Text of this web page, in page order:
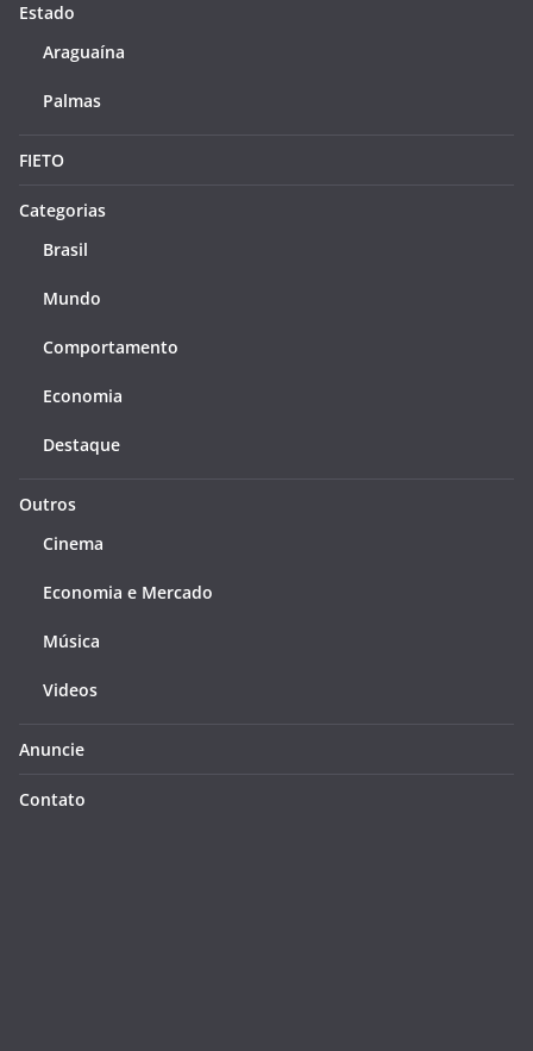
Estado
Araguaína
Palmas
FIETO
Categorias
Brasil
Mundo
Comportamento
Economia
Destaque
Outros
Cinema
Economia e Mercado
Música
Videos
Anuncie
Contato